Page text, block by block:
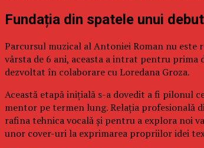
Fundația din spatele unui
Parcursul muzical al Antoniei Roman nu
vârsta de 6 ani, aceasta a intrat pentru
dezvoltat în colaborare cu Loredana Groza.
Această etapă inițială s-a dovedit a fi pilonul
mentor pe termen lung. Relația profesională
rafina tehnica vocală și pentru a explora noi
unor cover-uri la exprimarea propriilor idei